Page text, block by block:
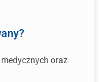
oraz